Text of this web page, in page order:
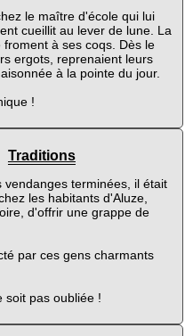
le maître d'école qui lui
cueillit au lever de lune. La
à ses coqs. Dès le
ergots, reprenaient leurs
à la pointe du jour.
!
Traditions
vendanges terminées, il était
les habitants d'Aluze,
d'offrir une grappe de
par ces gens charmants
soit pas oubliée !